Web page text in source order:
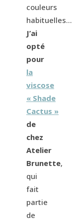
couleurs
habituelles…
J’ai
opté
pour
la
viscose
« Shade
Cactus »
de
chez
Atelier
Brunette,
qui
fait
partie
de